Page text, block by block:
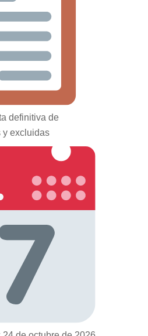
definitiva de
y excluidas